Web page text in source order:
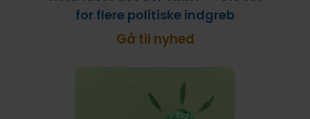
for flere politiske indgreb
Gå til nyhed